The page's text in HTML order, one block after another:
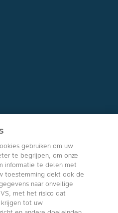
gebruiken om uw
te begrijpen, om onze
informatie te delen met
toestemming dekt ook de
naar onveilige
met het risico dat
tot uw